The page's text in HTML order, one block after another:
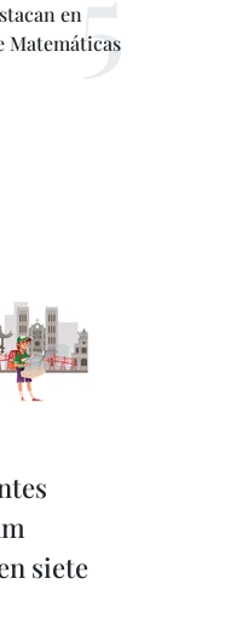
en
Matemáticas
siete